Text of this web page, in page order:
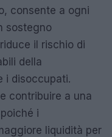
consente a ogni
sostegno
il rischio di
della
i disoccupati.
contribuire a una
i
liquidità per